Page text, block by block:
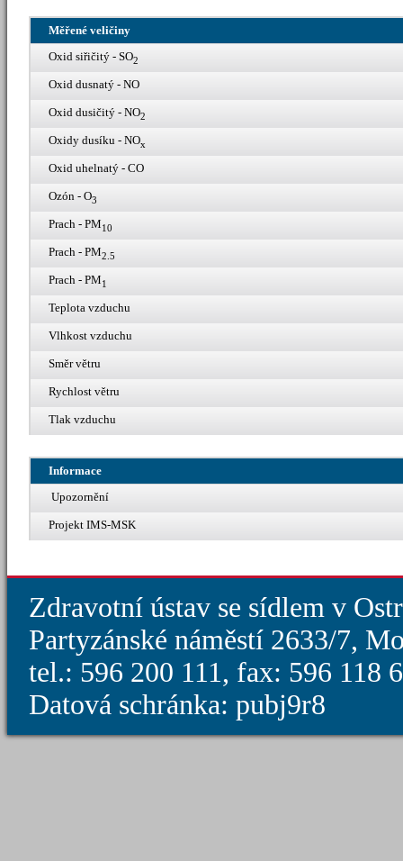
Měřené veličiny
Oxid siřičitý - SO2
Oxid dusnatý - NO
Oxid dusičitý - NO2
Oxidy dusíku - NOx
Oxid uhelnatý - CO
Ozón - O3
Prach - PM10
Prach - PM2.5
Prach - PM1
Teplota vzduchu
Vlhkost vzduchu
Směr větru
Rychlost větru
Tlak vzduchu
Informace
Upozornění
Projekt IMS-MSK
Zdravotní ústav se sídlem v
Partyzánské náměstí 2633/7,
tel.: 596 200 111, fax: 596 118
Datová schránka: pubj9r8